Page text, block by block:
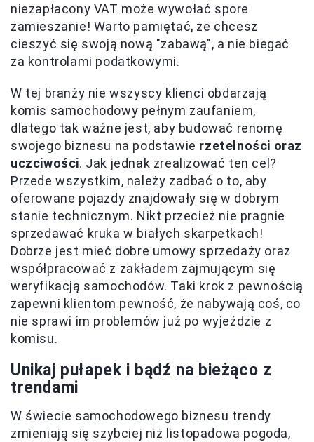
niezapłacony VAT może wywołać spore
zamieszanie! Warto pamiętać, że chcesz
cieszyć się swoją nową "zabawą", a nie biegać
za kontrolami podatkowymi.
W tej branży nie wszyscy klienci obdarzają
komis samochodowy pełnym zaufaniem,
dlatego tak ważne jest, aby budować renomę
swojego biznesu na podstawie rzetelności oraz
uczciwości. Jak jednak zrealizować ten cel?
Przede wszystkim, należy zadbać o to, aby
oferowane pojazdy znajdowały się w dobrym
stanie technicznym. Nikt przecież nie pragnie
sprzedawać kruka w białych skarpetkach!
Dobrze jest mieć dobre umowy sprzedaży oraz
współpracować z zakładem zajmującym się
weryfikacją samochodów. Taki krok z pewnością
zapewni klientom pewność, że nabywają coś, co
nie sprawi im problemów już po wyjeździe z
komisu.
Unikaj pułapek i bądź na bieżąco z
trendami
W świecie samochodowego biznesu trendy
zmieniają się szybciej niż listopadowa pogoda,